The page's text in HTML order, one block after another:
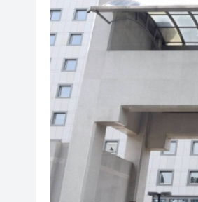
50餘位頂
海南澄
2025年海
山東26戶
瀋陽鐵西
閩粵贛三